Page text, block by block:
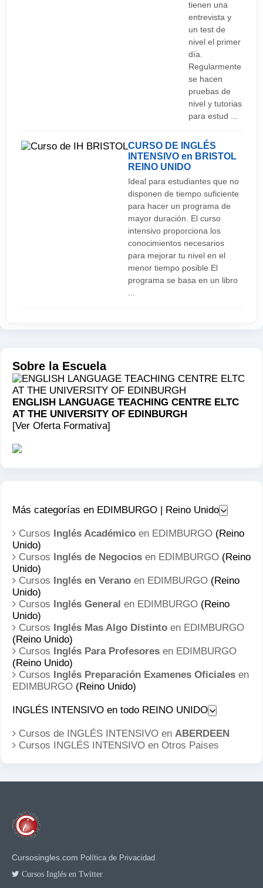
tienen una
entrevista y
un test de
nivel el primer
día.
Regularmente
se hacen
pruebas de
nivel y tutorias
para estud ...
CURSO DE INGLÉS
INTENSIVO en BRISTOL
REINO UNIDO
Ideal para estudiantes que no
disponen de tiempo suficiente
para hacer un programa de
mayor duración. El curso
intensivo proporciona los
conocimientos necesarios
para mejorar tu nivel en el
menor tiempo posible.El
programa se basa en un libro
Sobre la Escuela
ENGLISH LANGUAGE TEACHING CENTRE ELTC
AT THE UNIVERSITY OF EDINBURGH
[Ver Oferta Formativa]
Más categorías en EDIMBURGO | Reino Unido
Cursos Inglés Académico en EDIMBURGO (Reino
Unido)
Cursos Inglés de Negocios en EDIMBURGO (Reino
Unido)
Cursos Inglés en Verano en EDIMBURGO (Reino
Unido)
Cursos Inglés General en EDIMBURGO (Reino
Unido)
Cursos Inglés Mas Algo Distinto en EDIMBURGO
(Reino Unido)
Cursos Inglés Para Profesores en EDIMBURGO
(Reino Unido)
Cursos Inglés Preparación Examenes Oficiales en
EDIMBURGO (Reino Unido)
INGLÉS INTENSIVO en todo REINO UNIDO
Cursos de INGLÉS INTENSIVO en ABERDEEN
Cursos INGLÉS INTENSIVO en Otros Paises
Cursosingles.com Política de Privacidad
Cursos Inglés en Twitter